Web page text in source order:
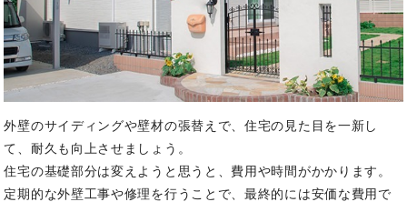
外壁のサイディングや壁材の張替えで、住宅の見た目を一新し
て、耐久も向上させましょう。
住宅の基礎部分は変えようと思うと、費用や時間がかかります。
定期的な外壁工事や修理を行うことで、最終的には安価な費用で